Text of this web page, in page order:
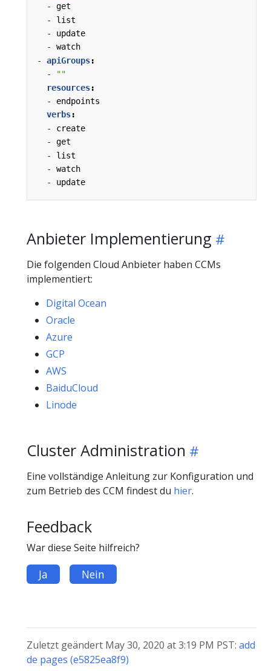
- get
- list
- update
- watch
- apiGroups:
-
""
resources:
- endpoints
verbs:
- create
- get
- list
- watch
- update
Anbieter Implementierung
Die folgenden Cloud Anbieter haben CCMs
implementiert:
Digital Ocean
Oracle
Azure
GCP
AWS
BaiduCloud
Linode
Cluster Administration
Eine vollständige Anleitung zur Konfiguration und
zum Betrieb des CCM findest du hier.
Feedback
War diese Seite hilfreich?
Ja Nein
Zuletzt geändert May 30, 2020 at 3:19 PM PST: add
de pages (e5825ea8f9)